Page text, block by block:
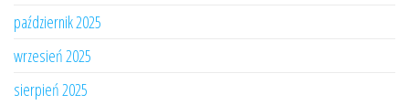
październik 2025
wrzesień 2025
sierpień 2025